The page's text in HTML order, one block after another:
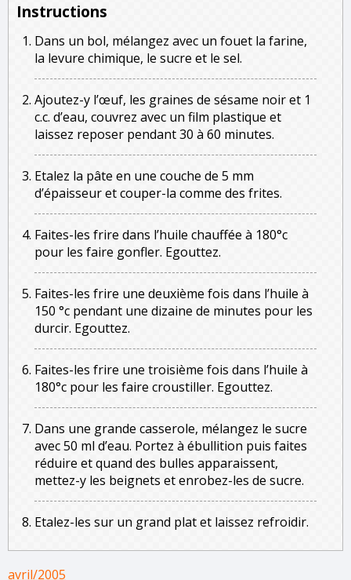
Instructions
Dans un bol, mélangez avec un fouet la farine,
la levure chimique, le sucre et le sel.
Ajoutez-y l’œuf, les graines de sésame noir et 1
c.c. d’eau, couvrez avec un film plastique et
laissez reposer pendant 30 à 60 minutes.
Etalez la pâte en une couche de 5 mm
d’épaisseur et couper-la comme des frites.
Faites-les frire dans l’huile chauffée à 180°c
pour les faire gonfler. Egouttez.
Faites-les frire une deuxième fois dans l’huile à
150 °c pendant une dizaine de minutes pour les
durcir. Egouttez.
Faites-les frire une troisième fois dans l’huile à
180°c pour les faire croustiller. Egouttez.
Dans une grande casserole, mélangez le sucre
avec 50 ml d’eau. Portez à ébullition puis faites
réduire et quand des bulles apparaissent,
mettez-y les beignets et enrobez-les de sucre.
Etalez-les sur un grand plat et laissez refroidir.
avril/2005